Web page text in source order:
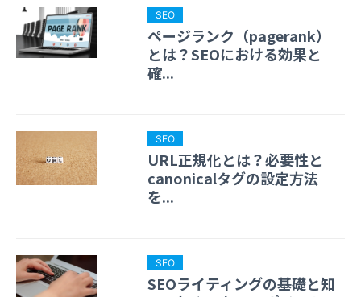
SEO
ページランク（pagerank）
とは？SEOにおける効果と
確...
SEO
URL正規化とは？必要性と
canonicalタグの設定方法
を...
SEO
SEOライティングの基礎と知